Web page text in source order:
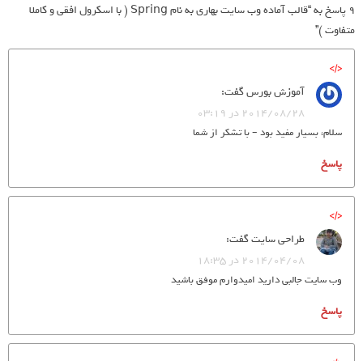
9 پاسخ به “قالب آماده وب سایت بهاری به نام Spring ( با اسکرول افقی و کاملا
متفاوت )”
آموزش بورسگفت:
2014/08/28 در 03:19
سلام، بسیار مفید بود – با تشکر از شما
پاسخ
طراحی سایتگفت:
2014/04/08 در 18:35
وب سایت جالبی دارید امیدوارم موفق باشید
پاسخ